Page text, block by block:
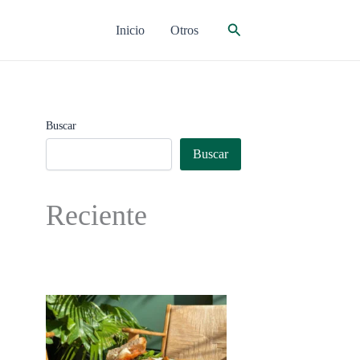
Inicio Otros Buscar
Buscar
Buscar
Reciente